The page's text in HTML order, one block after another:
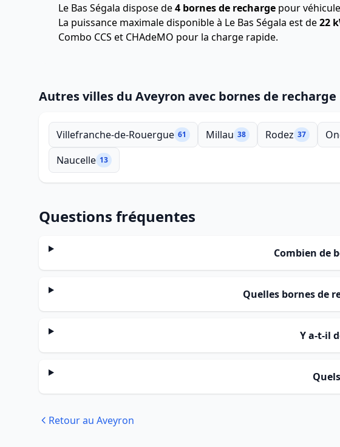
Le Bas Ségala dispose de4 bornes de recharge pour
La puissance maximale disponible à Le Bas Ségala est de22
Combo CCS et CHAdeMO pour la charge rapide.
Autres villes du Aveyron avec bornes de recharge
Villefranche-de-Rouergue 61 Millau 38 Rodez 37
Naucelle 13
Questions fréquentes
Combien de
Quelles bornes de
Y a-t-il
Retour au Aveyron